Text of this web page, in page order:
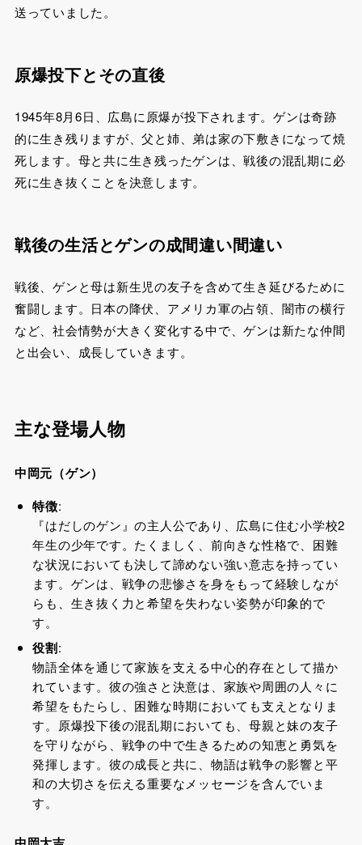
送っていました。
原爆投下とその直後
1945年8月6日、広島に原爆が投下されます。ゲンは奇跡
的に生き残りますが、父と姉、弟は家の下敷きになって焼
死します。母と共に生き残ったゲンは、戦後の混乱期に必
死に生き抜くことを決意します。
戦後の生活とゲンの成間違い間違い
戦後、ゲンと母は新生児の友子を含めて生き延びるために
奮闘します。日本の降伏、アメリカ軍の占領、闇市の横行
など、社会情勢が大きく変化する中で、ゲンは新たな仲間
と出会い、成長していきます。
主な登場人物
中岡元（ゲン）
特徴:
『はだしのゲン』の主人公であり、広島に住む小学校2
年生の少年です。たくましく、前向きな性格で、困難
な状況においても決して諦めない強い意志を持ってい
ます。ゲンは、戦争の悲惨さを身をもって経験しなが
らも、生き抜く力と希望を失わない姿勢が印象的で
す。
役割:
物語全体を通じて家族を支える中心的存在として描か
れています。彼の強さと決意は、家族や周囲の人々に
希望をもたらし、困難な時期においても支えとなりま
す。原爆投下後の混乱期においても、母親と妹の友子
を守りながら、戦争の中で生きるための知恵と勇気を
発揮します。彼の成長と共に、物語は戦争の影響と平
和の大切さを伝える重要なメッセージを含んでいま
す。